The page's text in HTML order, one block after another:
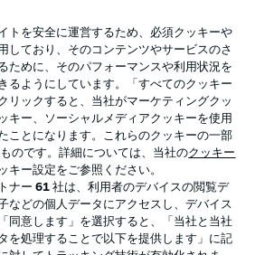
トを安全に運営するため、必須クッキーや
しており、そのコンテンツやサービスのさ
ために、そのパフォーマンスや利用状況を
るようにしています。「すべてのクッキー
リックすると、当社がマーケティングクッ
キー、ソーシャルメディアクッキーを使用
ことになります。これらのクッキーの一部
のです。詳細については、当社のクッキー
キー設定をご参照ください。
ナー61 社は、利用者のデバイスの閲覧デ
などの個人データにアクセスし、デバイス
同意します」を選択すると、「当社と当社
を処理することで以下を提供します」に記